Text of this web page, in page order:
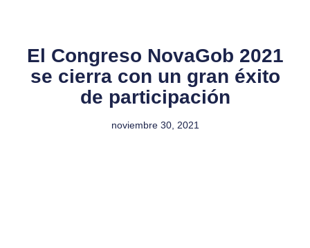
El Congreso NovaGob 2021
se cierra con un gran éxito
de participación
noviembre 30, 2021